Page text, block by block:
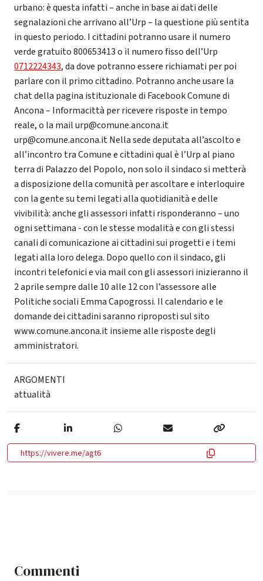
urbano: è questa infatti – anche in base ai dati delle
segnalazioni che arrivano all’Urp – la questione più sentita
in questo periodo. I cittadini potranno usare il numero
verde gratuito 800653413 o il numero fisso dell’Urp
0712224343, da dove potranno essere richiamati per poi
parlare con il primo cittadino. Potranno anche usare la
chat della pagina istituzionale di Facebook Comune di
Ancona – Informacittà per ricevere risposte in tempo
reale, o la mail urp@comune.ancona.it
urp@comune.ancona.it Nella sede deputata all’ascolto e
all’incontro tra Comune e cittadini qual è l’Urp al piano
terra di Palazzo del Popolo, non solo il sindaco si metterà
a disposizione della comunità per ascoltare e interloquire
con la gente su temi legati alla quotidianità e delle
vivibilità: anche gli assessori infatti risponderanno – uno
ogni settimana - con le stesse modalità e con gli stessi
canali di comunicazione ai cittadini sui progetti e i temi
legati alla loro delega. Dopo quello con il sindaco, gli
incontri telefonici e via mail con gli assessori inizieranno il
2 aprile sempre dalle 10 alle 12 con l’assessore alle
Politiche sociali Emma Capogrossi. Il calendario e le
domande dei cittadini saranno riproposti sul sito
www.comune.ancona.it insieme alle risposte degli
amministratori.
ARGOMENTI
attualità
https://vivere.me/agt6
Commenti